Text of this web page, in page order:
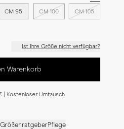
CM 95 CM 100 CM 105
Ist Ihre Größe nicht verfügbar?
Warenkorb
| Kostenloser Umtausch
GrößenratgeberPflege